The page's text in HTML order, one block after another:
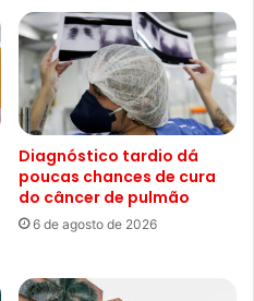
Diagnóstico tardio dá
poucas chances de cura
do câncer de pulmão
6 de agosto de 2026